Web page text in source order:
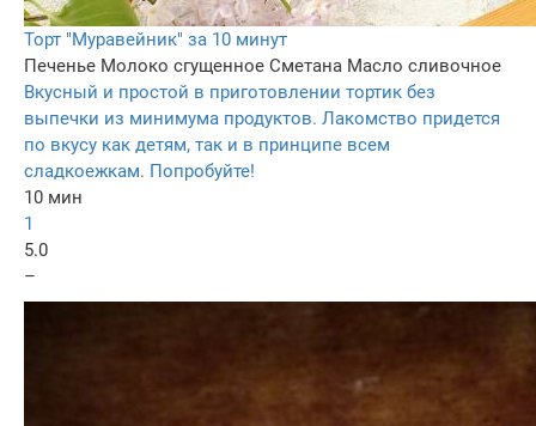
Торт "Муравейник" за 10 минут
Печенье Молоко сгущенное Сметана Масло сливочное
Вкусный и простой в приготовлении тортик без
выпечки из минимума продуктов. Лакомство придется
по вкусу как детям, так и в принципе всем
сладкоежкам. Попробуйте!
10 мин
1
5.0
–